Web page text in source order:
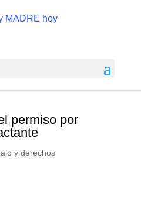
permiso por
y derechos